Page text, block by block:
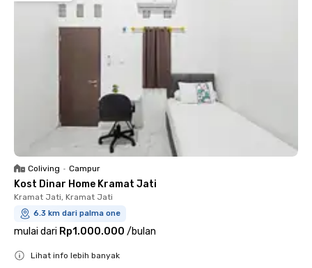
Coliving • Campur
Kost Dinar Home Kramat Jati
Kramat Jati, Kramat Jati
6.3 km dari palma one
mulai dari Rp1.000.000 /bulan
Lihat info lebih banyak